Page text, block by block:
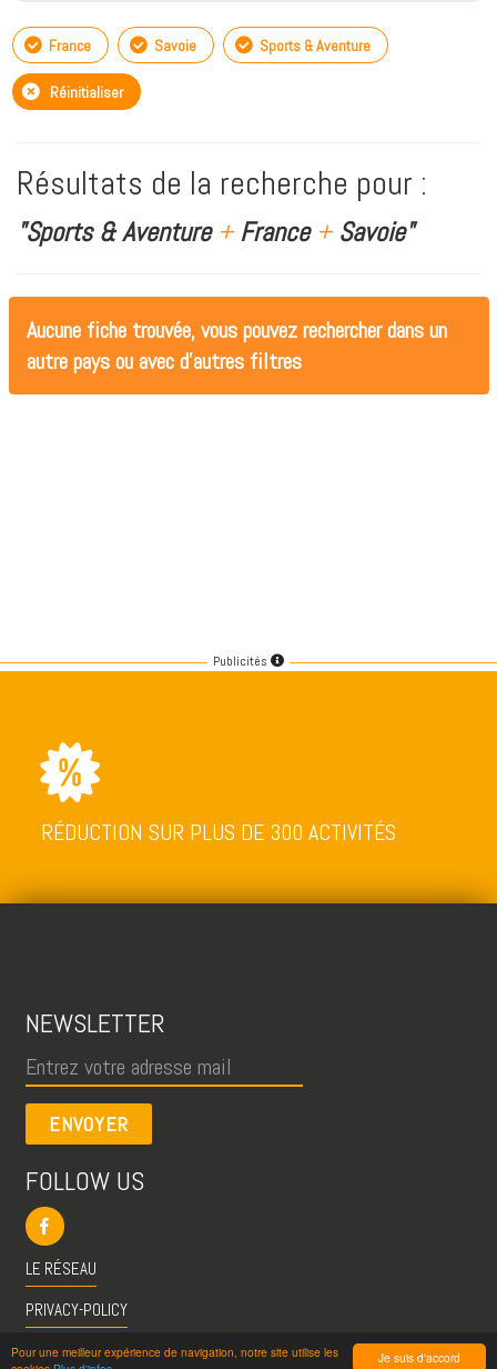
Je suis d'accord
Pour une meilleur expérience de navigation, notre site utilise les
France Savoie Sports & Aventure
Réinitialiser
Résultats de la recherche pour :
"Sports & Aventure +France +Savoie"
Aucune fiche trouvée, vous pouvez rechercher dans un
autre pays ou avec d'autres filtres
Publicités
RÉDUCTION SUR PLUS DE 300 ACTIVITÉS
NEWSLETTER
ENVOYER
FOLLOW US
LE RÉSEAU
PRIVACY-POLICY
CGU